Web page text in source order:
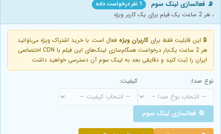
📡 فعالسازی لینک سوم 1 نفر درخواست داده
، هر 2 ساعت یک فیلم برای یک کاربر ویژه
🔒 این قابلیت فقط برای کاربران ویژه فعال است. با خرید اشتراک ویژه می‌توانید
هر 2 ساعت یک‌بار درخواست همگام‌سازی لینک‌های این فیلم با CDN اختصاصی
ایران را ثبت کنید و دقایقی بعد به لینک سوم آن دسترسی خواهید داشت
نوع صدا: کیفیت:
🔄 فعالسازی لینک سوم